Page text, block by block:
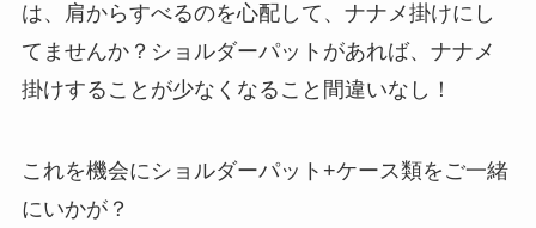
は、肩からすべるのを心配して、ナナメ掛けにし
てませんか？ショルダーパットがあれば、ナナメ
掛けすることが少なくなること間違いなし！
これを機会にショルダーパット+ケース類をご一緒
にいかが？